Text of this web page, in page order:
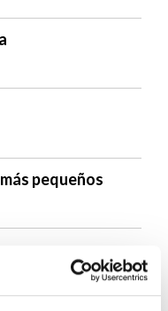
pequeños
elecciones